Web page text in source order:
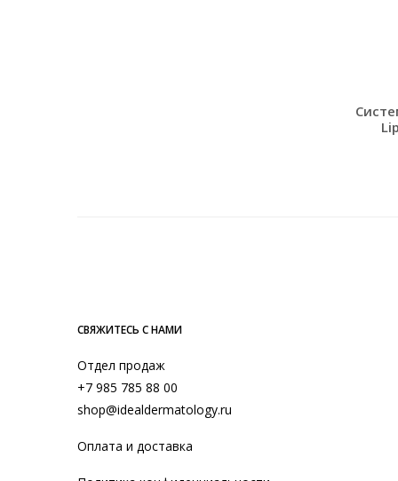
СВЯЖИТЕСЬ С НАМИ
Отдел продаж
+7 985 785 88 00
shop@idealdermatology.ru
Оплата и доставка